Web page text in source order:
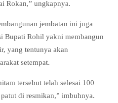
Rokan,” ungkapnya.
jembatan ini juga
Bupati Rohil yakni membangun
yang tentunya akan
setempat.
tersebut telah selesai 100
di resmikan,” imbuhnya.